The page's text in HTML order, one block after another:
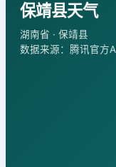
保靖县天气
湖南省 · 保靖县
数据来源：腾讯官方